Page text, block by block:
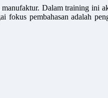
Dalam training ini
fokus pembahasan adalah